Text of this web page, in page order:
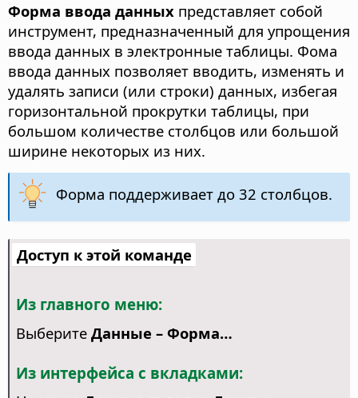
Форма ввода данных представляет собой
инструмент, предназначенный для упрощения
ввода данных в электронные таблицы. Фома
ввода данных позволяет вводить, изменять и
удалять записи (или строки) данных, избегая
горизонтальной прокрутки таблицы, при
большом количестве столбцов или большой
ширине некоторых из них.
Форма поддерживает до 32 столбцов.
Доступ к этой команде
Из главного меню:
Выберите Данные – Форма…
Из интерфейса с вкладками: